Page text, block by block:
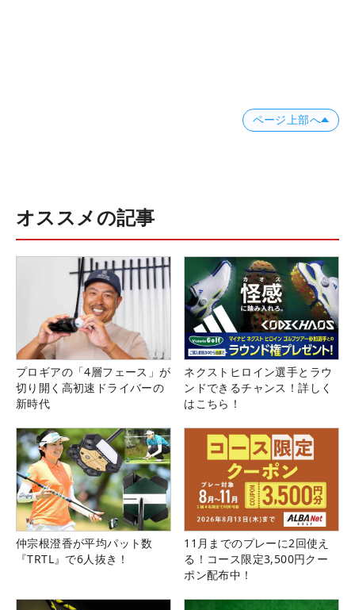
ページ上部へ
オススメの記事
プロギアの「4層フェース」が
切り開く高初速ドライバーの
新時代
ネクストヒロイン選手とラウ
ンドできるチャンス！詳しく
はこちら！
仲宗根澄香が平均パット数
『TRTL』で6人抜き！
11月までのプレーに2回使え
る！コース限定3,500円クー
ポン配布中！